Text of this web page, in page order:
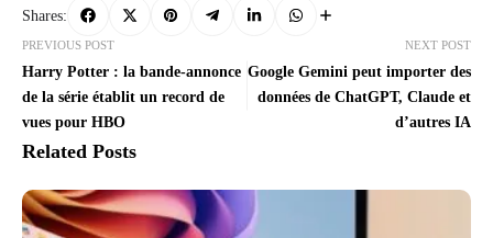
Shares:
PREVIOUS POST
Harry Potter : la bande-annonce
de la série établit un record de
vues pour HBO
NEXT POST
Google Gemini peut importer des
données de ChatGPT, Claude et
d’autres IA
Related Posts